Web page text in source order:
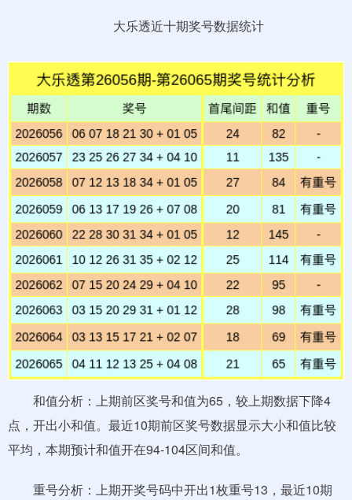
大乐透近十期奖号数据统计
和值分析：上期前区奖号和值为65，较上期数据下降4
点，开出小和值。最近10期前区奖号数据显示大小和值比较
平均，本期预计和值开在94-104区间和值。
重号分析：上期开奖号码中开出1枚重号13，最近10期